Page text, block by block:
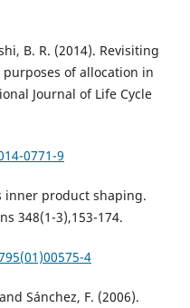
B. R. (2014). Revisiting
of allocation in
Journal of Life Cycle
0771-9
inner product shaping.
348(1-3),153-174.
4
Sánchez, F. (2006).